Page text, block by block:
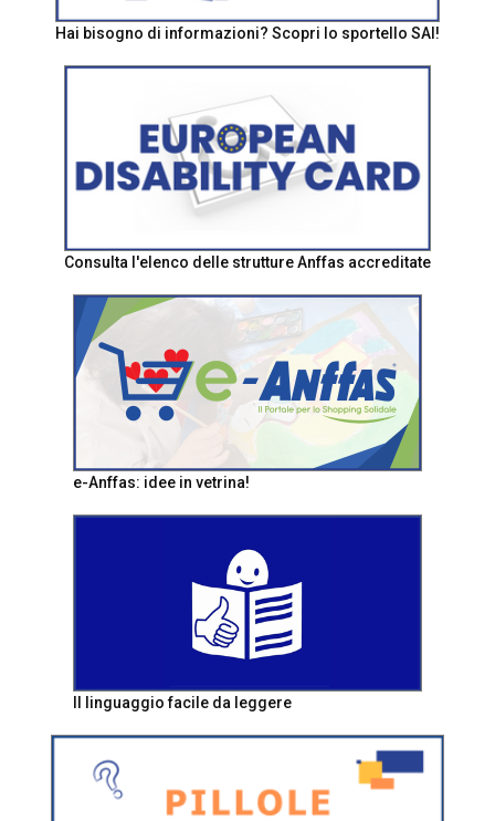
Hai bisogno di informazioni? Scopri lo sportello SAI!
Consulta l'elenco delle strutture Anffas accreditate
e-Anffas: idee in vetrina!
Il linguaggio facile da leggere